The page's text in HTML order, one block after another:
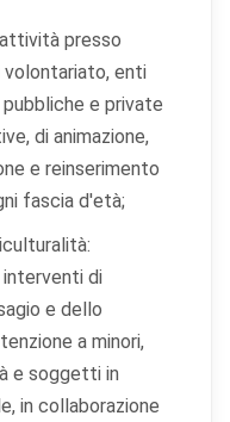
presso
volontariato, enti
e private
di animazione,
e reinserimento
fascia d'età;
di
e dello
a minori,
e soggetti in
in collaborazione